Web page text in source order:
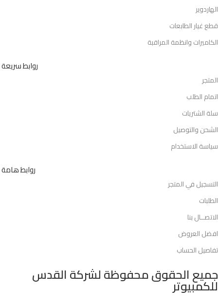
الهاردوير
قطع غيار الطابعات
الكاميرات وانظمة المراقبة
روابط سريعة
المتجر
اتمام الطلب
سلة الشتريات
الشحن والتوصيل
سياسة الاستخدام
روابط هامة
التسجيل في المتجر
الطلبات
الاتصــال بنا
افضل العروض
تفاصيل الحساب
جميع الحقوق محفوظة لشركة القدس
للكمبيوتر